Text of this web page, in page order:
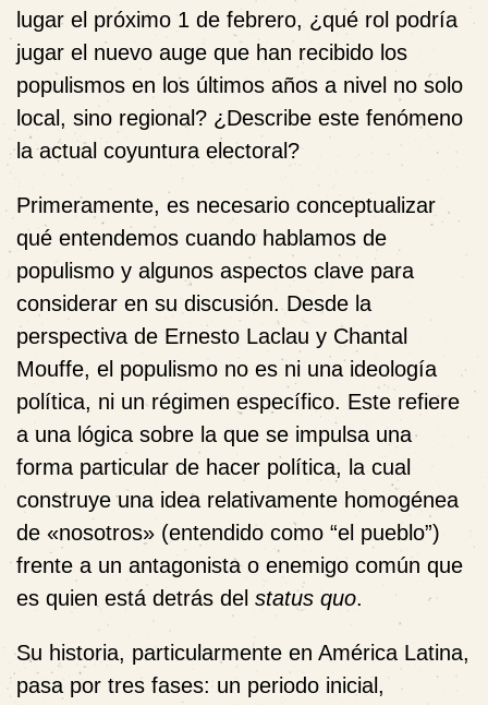
lugar el próximo 1 de febrero, ¿qué rol podría
jugar el nuevo auge que han recibido los
populismos en los últimos años a nivel no solo
local, sino regional? ¿Describe este fenómeno
la actual coyuntura electoral?
Primeramente, es necesario conceptualizar
qué entendemos cuando hablamos de
populismo y algunos aspectos clave para
considerar en su discusión. Desde la
perspectiva de Ernesto Laclau y Chantal
Mouffe, el populismo no es ni una ideología
política, ni un régimen específico. Este refiere
a una lógica sobre la que se impulsa una
forma particular de hacer política, la cual
construye una idea relativamente homogénea
de «nosotros» (entendido como “el pueblo”)
frente a un antagonista o enemigo común que
es quien está detrás del status quo.
Su historia, particularmente en América Latina,
pasa por tres fases: un periodo inicial,